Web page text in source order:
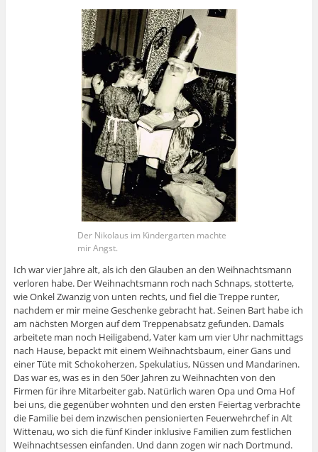
Der Nikolaus im Kindergarten machte
mir Angst.
Ich war vier Jahre alt, als ich den Glauben an den Weihnachtsmann
verloren habe. Der Weihnachtsmann roch nach Schnaps, stotterte,
wie Onkel Zwanzig von unten rechts, und fiel die Treppe runter,
nachdem er mir meine Geschenke gebracht hat. Seinen Bart habe ich
am nächsten Morgen auf dem Treppenabsatz gefunden. Damals
arbeitete man noch Heiligabend, Vater kam um vier Uhr nachmittags
nach Hause, bepackt mit einem Weihnachtsbaum, einer Gans und
einer Tüte mit Schokoherzen, Spekulatius, Nüssen und Mandarinen.
Das war es, was es in den 50er Jahren zu Weihnachten von den
Firmen für ihre Mitarbeiter gab. Natürlich waren Opa und Oma Hof
bei uns, die gegenüber wohnten und den ersten Feiertag verbrachte
die Familie bei dem inzwischen pensionierten Feuerwehrchef in Alt
Wittenau, wo sich die fünf Kinder inklusive Familien zum festlichen
Weihnachtsessen einfanden. Und dann zogen wir nach Dortmund.